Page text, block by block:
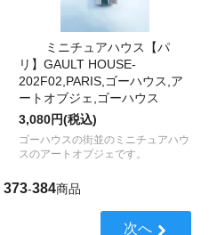
ミニチュアハウス【パ
リ】GAULT HOUSE-
202F02,PARIS,ゴーハウス,ア
ートオブジェ,ゴーハウス
3,080円(税込)
ゴーハウスの街並のミニチュアハウ
スのアートオブジェです。
373-384商品
次へ